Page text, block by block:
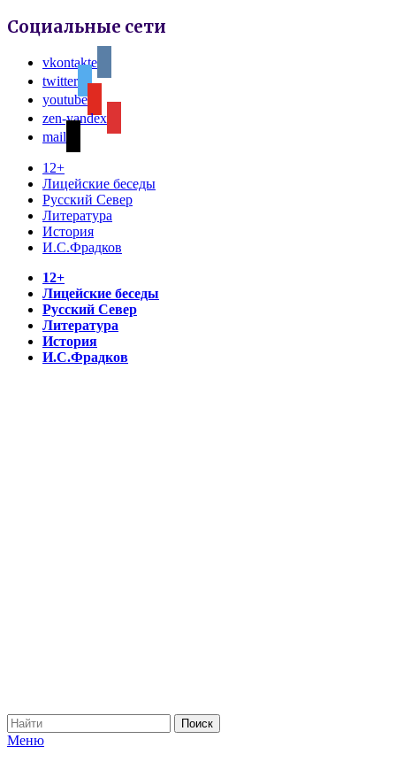
Социальные сети
vkontakte
twitter
youtube
zen-yandex
mail
12+
Лицейские беседы
Русский Север
Литература
История
И.С.Фрадков
12+
Лицейские беседы
Русский Север
Литература
История
И.С.Фрадков
Меню